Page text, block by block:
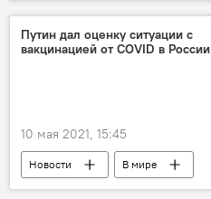
Путин дал оценку ситуации с
вакцинацией от COVID в России
10 мая 2021, 15:45
Новости В мире